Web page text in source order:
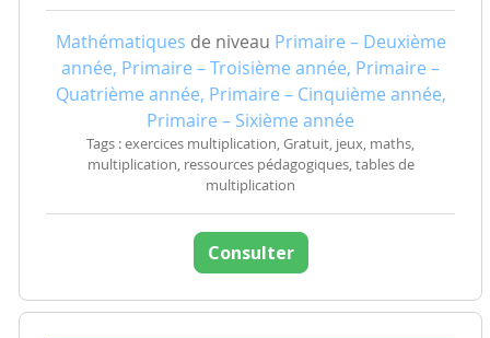
Mathématiques de niveau Primaire – Deuxième
année, Primaire – Troisième année, Primaire –
Quatrième année, Primaire – Cinquième année,
Primaire – Sixième année
Tags : exercices multiplication, Gratuit, jeux, maths,
multiplication, ressources pédagogiques, tables de
multiplication
Consulter